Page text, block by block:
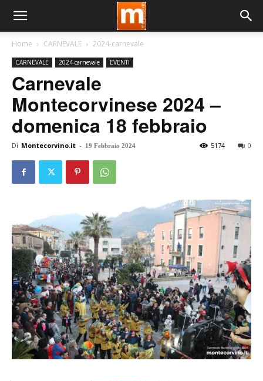
Home CARNEVALE 2024-carnevale
CARNEVALE 2024-carnevale EVENTI
Carnevale
Montecorvinese 2024 –
domenica 18 febbraio
Di Montecorvino.it - 19 Febbraio 2024 0
5174